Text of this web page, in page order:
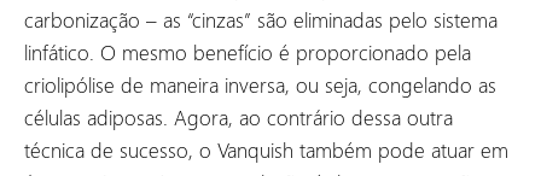
carbonização – as “cinzas” são eliminadas pelo sistema
linfático. O mesmo benefício é proporcionado pela
criolipólise de maneira inversa, ou seja, congelando as
células adiposas. Agora, ao contrário dessa outra
técnica de sucesso, o Vanquish também pode atuar em